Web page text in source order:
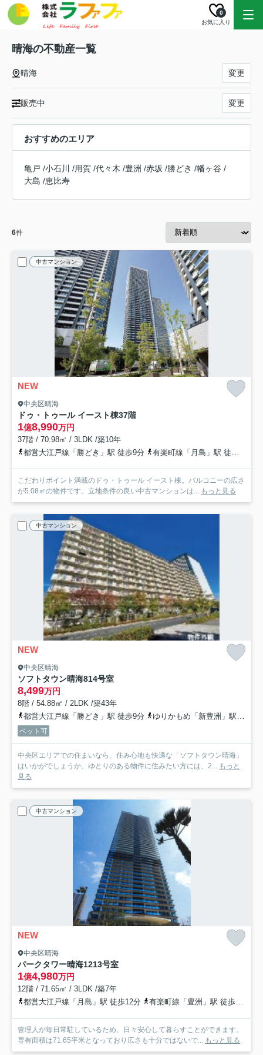
お気に入り
0
晴海の不動産一覧
晴海 変更
販売中 変更
おすすめのエリア
亀戸 /小石川 /用賀 /代々木 /豊洲 /赤坂 /勝どき /幡ヶ谷 /
大島 /恵比寿
6件
中古マンション
NEW
中央区晴海
ドゥ・トゥール イースト棟37階
1億8,990万円
37階 / 70.98㎡ / 3LDK /築10年
都営大江戸線「勝どき」駅 徒歩9分
有楽町線「月島」駅 徒歩15分
こだわりポイント満載のドゥ・トゥール イースト棟。バルコニーの広さ
が5.08㎡の物件です。立地条件の良い中古マンションは... もっと見る
中古マンション
NEW
中央区晴海
ソフトタウン晴海814号室
8,499万円
8階 / 54.88㎡ / 2LDK /築43年
都営大江戸線「勝どき」駅 徒歩9分
ゆりかもめ「新豊洲」駅 徒歩14分
ペット可
中央区エリアでの住まいなら、住み心地も快適な「ソフトタウン晴海」
はいかがでしょうか。ゆとりのある物件に住みたい方には、2... もっと
見る
中古マンション
NEW
中央区晴海
パークタワー晴海1213号室
1億4,980万円
12階 / 71.65㎡ / 3LDK /築7年
都営大江戸線「月島」駅 徒歩12分
有楽町線「豊洲」駅 徒歩19分
管理人が毎日常駐しているため、日々安心して暮らすことができます。
専有面積は71.65平米となっており広さも十分ではないで... もっと見る